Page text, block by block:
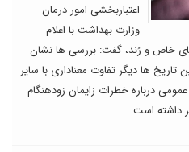
اعتباربخشی امور درمان
وزارت بهداشت با اعلام
خاص و رُند، گفت: بررسی ها نشان
ها دیگر تفاوت معناداری با سایر
درباره خطرات زایمان زودهنگام
داشته است.